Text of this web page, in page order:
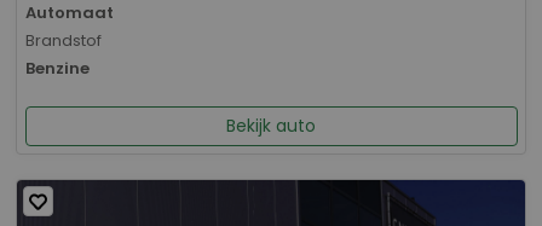
Automaat
Brandstof
Benzine
Bekijk auto